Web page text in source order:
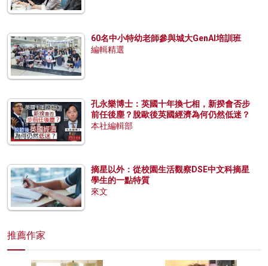
60名中小特幼老師參與城大GenAI培訓班
編輯精選
孔永樂博士：英國十年換七相，新揆會否步
前任後塵？脫歐後英國經濟為何仍然低迷？
本社編輯部
摘星以外：從校園生活觀察DSE中文科摘星
學生的一點特質
來文
推薦作家